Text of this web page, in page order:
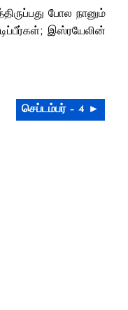
போல நானும்
இஸ்ரயேலின்
செப்டம்பர் – 4 ►